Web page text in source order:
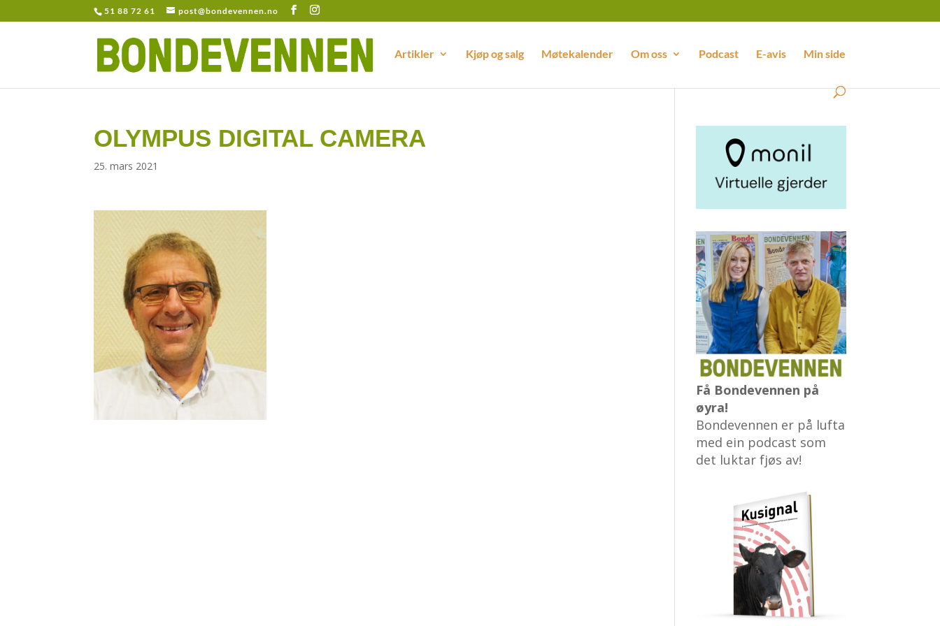
51 88 72 61 post@bondevennen.no
Artikler Kjøp og salg Møtekalender Om oss Podcast E-avis Min side
OLYMPUS DIGITAL CAMERA
25. mars 2021
Få Bondevennen på
øyra!
Bondevennen er på lufta
med ein podcast som
det luktar fjøs av!